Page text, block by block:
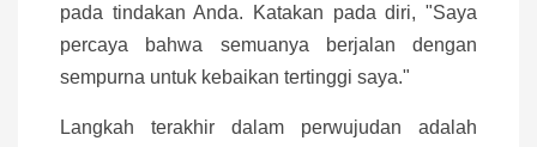
pada tindakan Anda. Katakan pada diri, "Saya
percaya bahwa semuanya berjalan dengan
sempurna untuk kebaikan tertinggi saya."
Langkah terakhir dalam perwujudan adalah